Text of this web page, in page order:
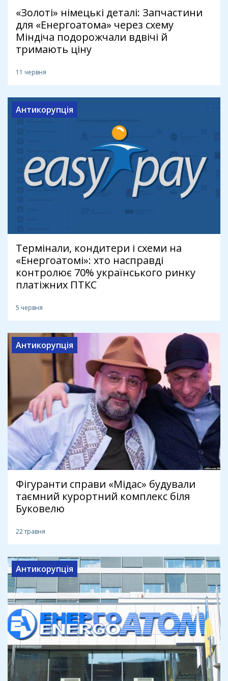
«Золоті» німецькі деталі: Запчастини
для «Енергоатома» через схему
Міндіча подорожчали вдвічі й
тримають ціну
11 червня
Антикорупція
Термінали, кондитери і схеми на
«Енергоатомі»: хто насправді
контролює 70% українського ринку
платіжних ПТКС
5 червня
Антикорупція
Фігуранти справи «Мідас» будували
таємний курортний комплекс біля
Буковелю
22 травня
Антикорупція